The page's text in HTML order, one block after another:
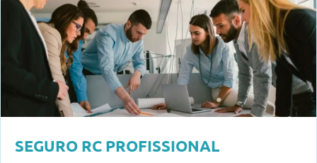
SEGURO RC PROFISSIONAL